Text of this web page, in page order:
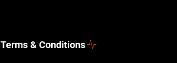
Terms & Conditions